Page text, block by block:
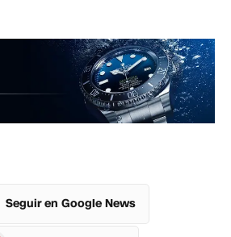
Seguir en Google News